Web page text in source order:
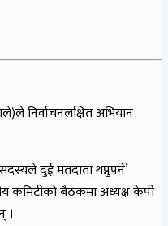
निर्वाचनलक्षित अभियान
दुई मतदाता थप्नुपर्ने’
कमिटीको बैठकमा अध्यक्ष केपी
।